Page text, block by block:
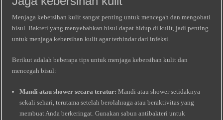
Menjaga kebersihan kulit sangat penting untuk mencegah dan mengobati
bisul. Bakteri yang menyebabkan bisul dapat hidup di kulit, jadi penting
untuk menjaga kebersihan kulit agar terhindar dari infeksi.
Berikut adalah beberapa tips untuk menjaga kebersihan kulit dan
mencegah bisul:
Mandi atau shower secara teratur: Mandi atau shower setidaknya
sekali sehari, terutama setelah berolahraga atau beraktivitas yang
membuat Anda berkeringat. Gunakan sabun antibakteri untuk